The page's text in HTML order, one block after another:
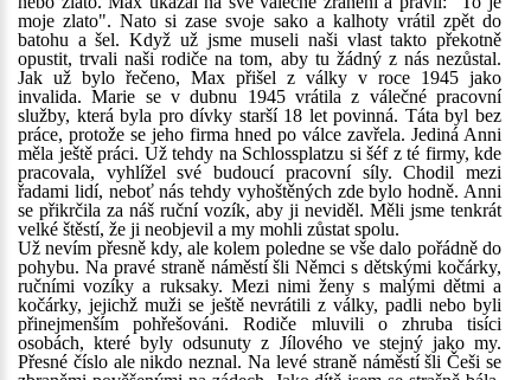
moje zlato". Nato si zase svoje sako a kalhoty vrátil zpět do
batohu a šel. Když už jsme museli naši vlast takto překotně
opustit, trvali naši rodiče na tom, aby tu žádný z nás nezůstal.
Jak už bylo řečeno, Max přišel z války v roce 1945 jako
invalida. Marie se v dubnu 1945 vrátila z válečné pracovní
služby, která byla pro dívky starší 18 let povinná. Táta byl bez
práce, protože se jeho firma hned po válce zavřela. Jediná Anni
měla ještě práci. Už tehdy na Schlossplatzu si šéf z té firmy, kde
pracovala, vyhlížel své budoucí pracovní síly. Chodil mezi
řadami lidí, neboť nás tehdy vyhoštěných zde bylo hodně. Anni
se přikrčila za náš ruční vozík, aby ji neviděl. Měli jsme tenkrát
velké štěstí, že ji neobjevil a my mohli zůstat spolu.
Už nevím přesně kdy, ale kolem poledne se vše dalo pořádně do
pohybu. Na pravé straně náměstí šli Němci s dětskými kočárky,
ručními vozíky a ruksaky. Mezi nimi ženy s malými dětmi a
kočárky, jejichž muži se ještě nevrátili z války, padli nebo byli
přinejmenším pohřešováni. Rodiče mluvili o zhruba tisíci
osobách, které byly odsunuty z Jílového ve stejný jako my.
Přesné číslo ale nikdo neznal. Na levé straně náměstí šli Češi se